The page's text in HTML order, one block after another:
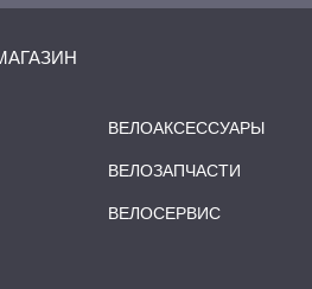
ВЕЛОАКСЕССУАРЫ
ВЕЛОЗАПЧАСТИ
ВЕЛОСЕРВИС